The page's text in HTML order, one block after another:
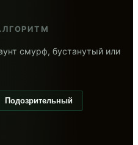
смурф, бустанутый или
Подозрительный